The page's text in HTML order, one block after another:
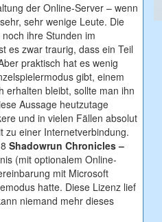
der Online-Server – wenn
sehr wenige Leute. Die
ihre Stunden im
es zwar traurig, dass ein Teil
praktisch hat es wenig
gibt, einem
erhalten bleibt, sollte man ihn
Aussage heutzutage
und in vielen Fällen absolut
zu einer Internetverbindung.
Shadowrun Chronicles –
(mit optionalem Online-
mit Microsoft
hatte. Diese Lizenz lief
niemand mehr dieses